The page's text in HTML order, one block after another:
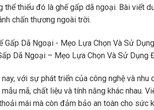
thể thiếu đó là ghế gấp dã ngoại. Bài viết
chấn thương ngoài trời.
Dã Ngoại – Mẹo Lựa Chọn Và Sử Dụng
nay, với sự phát triển của công nghệ và
mẫu mã, chất liệu và tính năng khác nhau.
mái mà còn đảm bảo an toàn cho sức